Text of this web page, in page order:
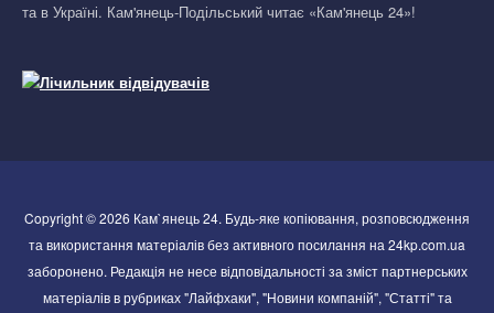
та в Україні. Кам'янець-Подільський читає «Кам'янець 24»!
Copyright © 2026 Кам`янець 24. Будь-яке копіювання, розповсюдження
та використання матеріалів без активного посилання на 24kp.com.ua
заборонено. Редакція не несе відповідальності за зміст партнерських
матеріалів в рубриках "Лайфхаки", "Новини компаній", "Статті" та